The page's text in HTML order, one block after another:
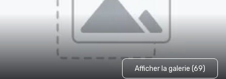
Afficher la galerie (69)